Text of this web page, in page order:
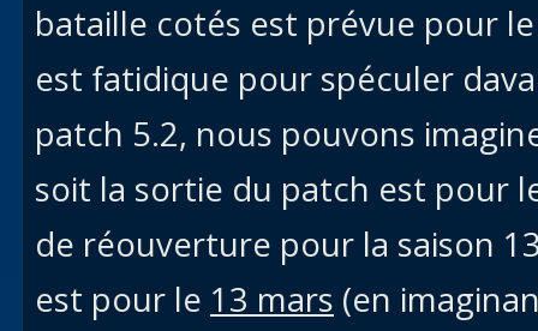
Uldum
Val
bataille cotés est prévue pour
est fatidique pour spéculer
patch 5.2, nous pouvons
soit la sortie du patch est pour
de réouverture pour la saison
est pour le 13 mars (en